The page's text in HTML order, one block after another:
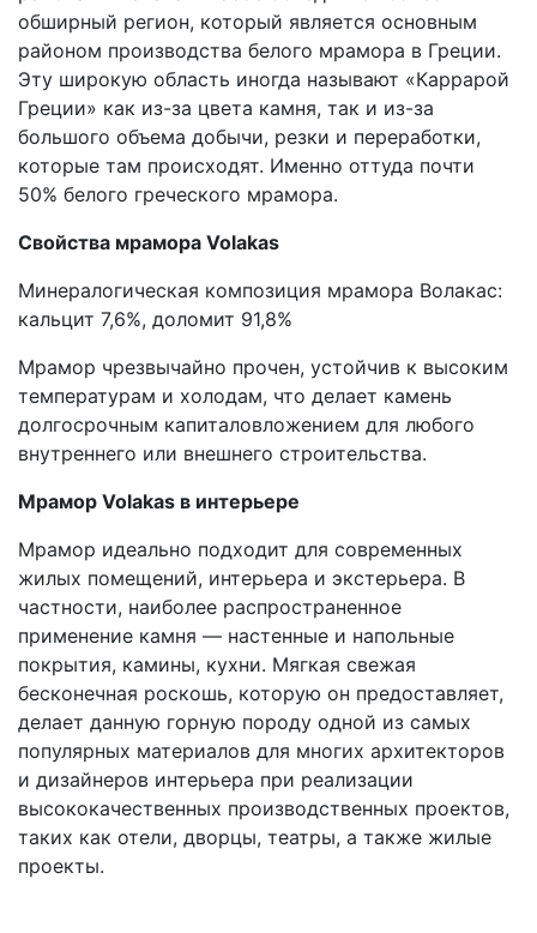
обширный регион, который является основным
районом производства белого мрамора в Греции.
Эту широкую область иногда называют «Каррарой
Греции» как из-за цвета камня, так и из-за
большого объема добычи, резки и переработки,
которые там происходят. Именно оттуда почти
50% белого греческого мрамора.
Свойства мрамора Volakas
Минералогическая композиция мрамора Волакас:
кальцит 7,6%, доломит 91,8%
Мрамор чрезвычайно прочен, устойчив к высоким
температурам и холодам, что делает камень
долгосрочным капиталовложением для любого
внутреннего или внешнего строительства.
Мрамор Volakas в интерьере
Мрамор идеально подходит для современных
жилых помещений, интерьера и экстерьера. В
частности, наиболее распространенное
применение камня — настенные и напольные
покрытия, камины, кухни. Мягкая свежая
бесконечная роскошь, которую он предоставляет,
делает данную горную породу одной из самых
популярных материалов для многих архитекторов
и дизайнеров интерьера при реализации
высококачественных производственных проектов,
таких как отели, дворцы, театры, а также жилые
проекты.